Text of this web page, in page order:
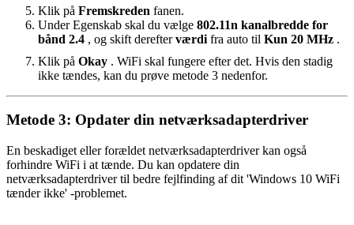
Klik på Fremskreden fanen.
Under Egenskab skal du vælge 802.11n kanalbredde for
bånd 2.4 , og skift derefterværdi fra auto til Kun 20 MHz .
Klik på Okay . WiFi skal fungere efter det. Hvis den stadig
ikke tændes, kan du prøve metode 3 nedenfor.
Metode 3: Opdater din netværksadapterdriver
En beskadiget eller forældet netværksadapterdriver kan også
forhindre WiFi i at tænde. Du kan opdatere din
netværksadapterdriver til bedre fejlfinding af dit 'Windows 10 WiFi
tænder ikke' -problemet.